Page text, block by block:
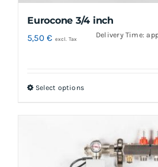
Eurocone 3/4 inch
5,50€ excl. Tax Delivery Time:
Select optionsThis
multiple
variants.